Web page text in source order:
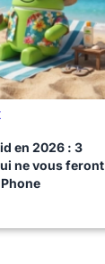
en 2026 : 3
ne vous feront